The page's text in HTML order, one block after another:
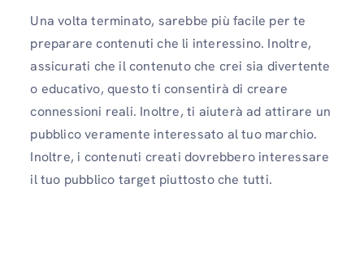
Una volta terminato, sarebbe più facile per te
preparare contenuti che li interessino. Inoltre,
assicurati che il contenuto che crei sia divertente
o educativo, questo ti consentirà di creare
connessioni reali. Inoltre, ti aiuterà ad attirare un
pubblico veramente interessato al tuo marchio.
Inoltre, i contenuti creati dovrebbero interessare
il tuo pubblico target piuttosto che tutti.